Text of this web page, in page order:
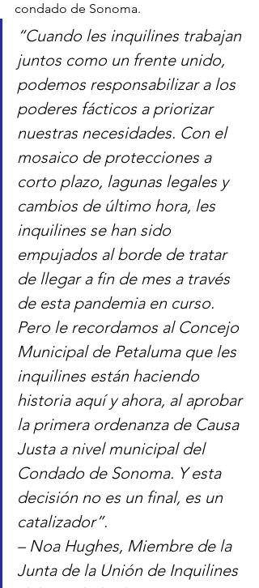
condado de Sonoma.
“Cuando les inquilines trabajan
juntos como un frente unido,
podemos responsabilizar a los
poderes fácticos a priorizar
nuestras necesidades. Con el
mosaico de protecciones a
corto plazo, lagunas legales y
cambios de último hora, les
inquilines se han sido
empujados al borde de tratar
de llegar a fin de mes a través
de esta pandemia en curso.
Pero le recordamos al Concejo
Municipal de Petaluma que les
inquilines están haciendo
historia aquí y ahora, al aprobar
la primera ordenanza de Causa
Justa a nivel municipal del
Condado de Sonoma. Y esta
decisión no es un final, es un
catalizador”.
– Noa Hughes, Miembre de la
Junta de la Unión de Inquilines